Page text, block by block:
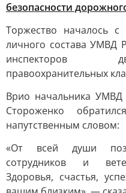
безопасности
Торжество началось с
личного состава УМВД
инспекторов
правоохранительных
Врио начальника УМВД
Стороженко
напутственным словом:
«От всей души
сотрудников и
Здоровья, счастья,